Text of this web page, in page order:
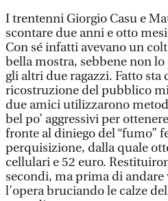
I trentenni Giorgio Casu e
scontare due anni e otto
Con sé infatti avevano un
bella mostra, sebbene non
gli altri due ragazzi. Fatto sta
ricostruzione del pubblico
due amici utilizzarono
bel po’ aggressivi per
fronte al diniego del “fumo”
perquisizione, dalla quale
cellulari e 52 euro.
secondi, ma prima di
l’opera bruciando le calze